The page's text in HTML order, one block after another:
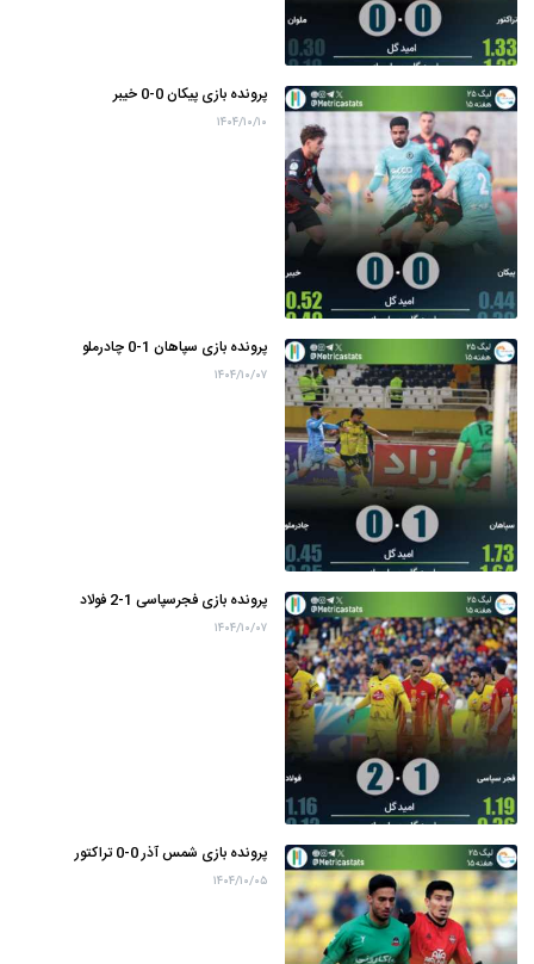
پرونده بازی پیکان 0-0 خیبر
۱۴۰۴/۱۰/۱۰
پرونده بازی سپاهان 1-0 چادرملو
۱۴۰۴/۱۰/۰۷
پرونده بازی فجرسپاسی 1-2 فولاد
۱۴۰۴/۱۰/۰۷
پرونده بازی شمس آذر 0-0 تراکتور
۱۴۰۴/۱۰/۰۵